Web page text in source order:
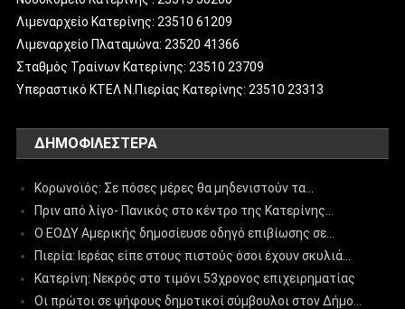
Λιμεναρχείο Κατερίνης: 23510 61209
Λιμεναρχείο Πλαταμώνα: 23520 41366
Σταθμός Τραίνων Κατερίνης: 23510 23709
Υπεραστικό ΚΤΕΛ Ν.Πιερίας Κατερίνης: 23510 23313
ΔΗΜΟΦΙΛΈΣΤΕΡΑ
Κορωνοϊός: Σε πόσες μέρες θα μηδενιστούν τα…
Πριν από λίγο- Πανικός στο κέντρο της Κατερίνης…
Ο ΕΟΔΥ Αμερικής δημοσίευσε οδηγό επιβίωσης σε…
Πιερία: Ιερέας είπε στους πιστούς όσοι έχουν σκυλιά…
Κατερίνη: Νεκρός στο τιμόνι 53χρονος επιχειρηματίας
Οι πρώτοι σε ψήφους δημοτικοί σύμβουλοι στον Δήμο…